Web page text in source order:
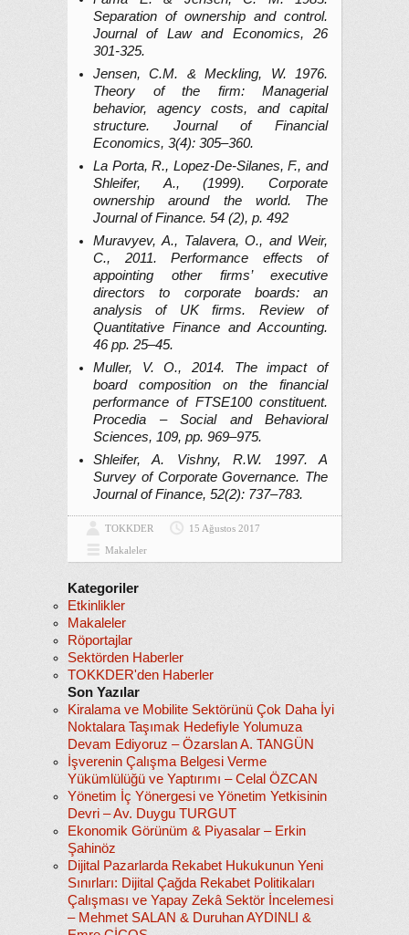
Separation of ownership and control.
Journal of Law and Economics, 26
301-325.
Jensen, C.M. & Meckling, W. 1976.
Theory of the firm: Managerial
behavior, agency costs, and capital
structure. Journal of Financial
Economics, 3(4): 305–360.
La Porta, R., Lopez-De-Silanes, F., and
Shleifer, A., (1999). Corporate
ownership around the world. The
Journal of Finance. 54 (2), p. 492
Muravyev, A., Talavera, O., and Weir,
C., 2011. Performance effects of
appointing other firms’ executive
directors to corporate boards: an
analysis of UK firms. Review of
Quantitative Finance and Accounting.
46 pp. 25–45.
Muller, V. O., 2014. The impact of
board composition on the financial
performance of FTSE100 constituent.
Procedia – Social and Behavioral
Sciences, 109, pp. 969–975.
Shleifer, A. Vishny, R.W. 1997. A
Survey of Corporate Governance. The
Journal of Finance, 52(2): 737–783.
TOKKDER
15 Ağustos 2017
Makaleler
Kategoriler
Etkinlikler
Makaleler
Röportajlar
Sektörden Haberler
TOKKDER'den Haberler
Son Yazılar
Kiralama ve Mobilite Sektörünü Çok Daha İyi
Noktalara Taşımak Hedefiyle Yolumuza
Devam Ediyoruz – Özarslan A. TANGÜN
İşverenin Çalışma Belgesi Verme
Yükümlülüğü ve Yaptırımı – Celal ÖZCAN
Yönetim İç Yönergesi ve Yönetim Yetkisinin
Devri – Av. Duygu TURGUT
Ekonomik Görünüm & Piyasalar – Erkin
Şahinöz
Dijital Pazarlarda Rekabet Hukukunun Yeni
Sınırları: Dijital Çağda Rekabet Politikaları
Çalışması ve Yapay Zekâ Sektör İncelemesi
– Mehmet SALAN & Duruhan AYDINLI &